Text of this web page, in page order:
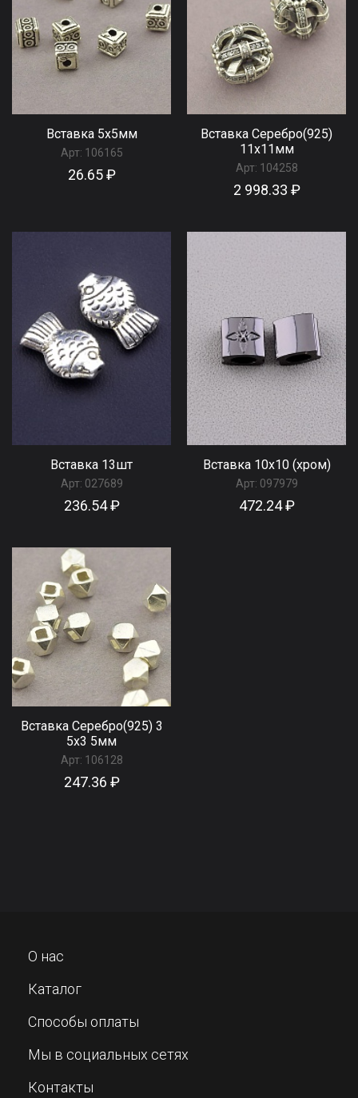
Вставка 5x5мм
Арт: 106165
26.65 ₽
Вставка Серебро(925)
11x11мм
Арт: 104258
2 998.33 ₽
Вставка 13шт
Арт: 027689
236.54 ₽
Вставка 10х10 (хром)
Арт: 097979
472.24 ₽
Вставка Серебро(925) 3
5x3 5мм
Арт: 106128
247.36 ₽
О нас
Каталог
Способы оплаты
Мы в социальных сетях
Контакты